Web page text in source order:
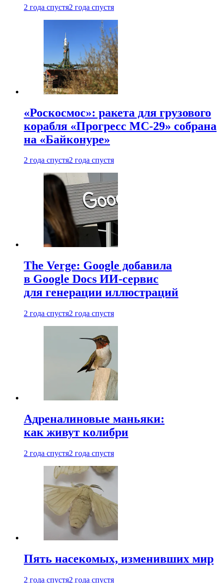
2 года спустя2 года спустя
«Роскосмос»: ракета для грузового
корабля «Прогресс МС-29» собрана
на «Байконуре»
2 года спустя2 года спустя
The Verge: Google добавила
в Google Docs ИИ-сервис
для генерации иллюстраций
2 года спустя2 года спустя
Адреналиновые маньяки:
как живут колибри
2 года спустя2 года спустя
Пять насекомых, изменивших мир
2 года спустя2 года спустя